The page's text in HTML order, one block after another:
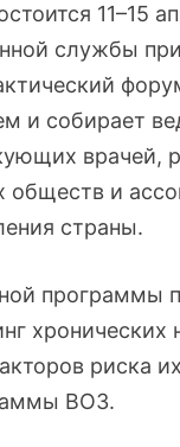
11–15
службы
и собирает
врачей,
и
страны.
программы
риска
ВОЗ.